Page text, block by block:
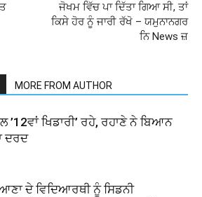
ਜੋਖਮ ਵਿੱਚ ਪਾ ਦਿੱਤਾ ਗਿਆ ਸੀ, ਤਾਂ
ਕਿਸੇ ਹੋਰ ਨੂੰ ਜਾਰੀ ਰੱਖੋ – ਯਮੁਨਾਨਗਰ
ਨਿ News ਜ਼
MORE FROM AUTHOR
’12ਵਾਂ ਖਿਡਾਰੀ’ ਰਹੇ, ਰਹਾਣੇ ਨੇ ਬਿਆਨ
ਦਰਦ
ਦੇ ਵਿਦਿਆਰਥੀ ਨੂੰ ਸਿਡਨੀ